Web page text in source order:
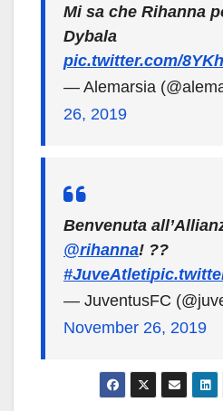
Mi sa che Rihanna
Dybala
pic.twitter.com/
— Alemarsia
26, 2019
Benvenuta
@rihanna! ??
#JuveAtleti
— JuventusFC
November 26, 2019